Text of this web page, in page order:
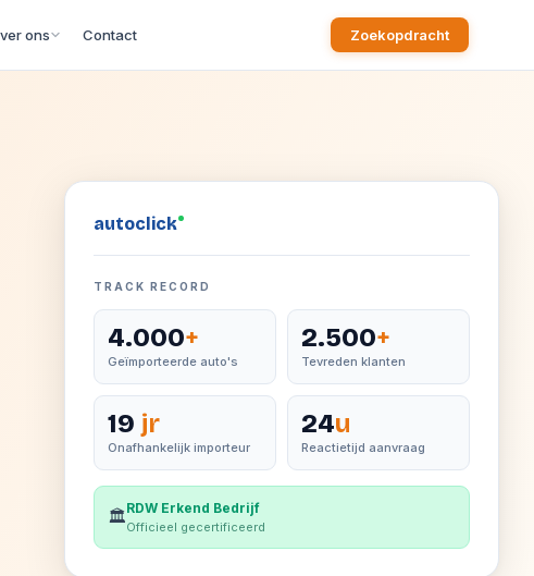
ons Contact Zoekopdracht
autoclick
TRACK RECORD
4.000+
Geïmporteerde auto's
2.500+
Tevreden klanten
19 jr
Onafhankelijk importeur
24u
Reactietijd aanvraag
🏛️RDW Erkend Bedrijf
Officieel gecertificeerd